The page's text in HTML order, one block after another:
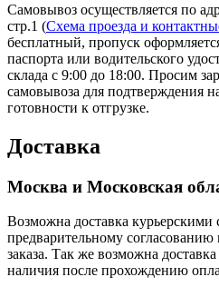
Самовывоз осуществляется по
стр.1 (Схема проезда и
бесплатный, пропуск
паспорта или водительского
склада с 9:00 до 18:00. Просим
самовывоза для подтверждения
готовности к отгрузке.
Доставка
Москва и Московская
Возможна доставка
предварительному
заказа. Так же возможна
наличия после прохождению